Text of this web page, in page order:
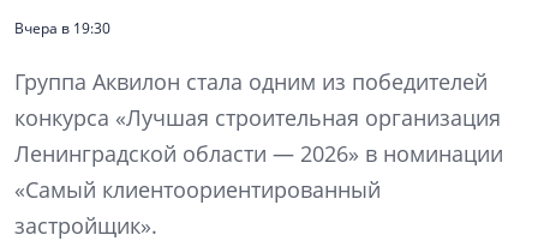
Вчера в 19:30
Группа Аквилон стала одним из победителей
конкурса «Лучшая строительная организация
Ленинградской области — 2026» в номинации
«Самый клиентоориентированный
застройщик».